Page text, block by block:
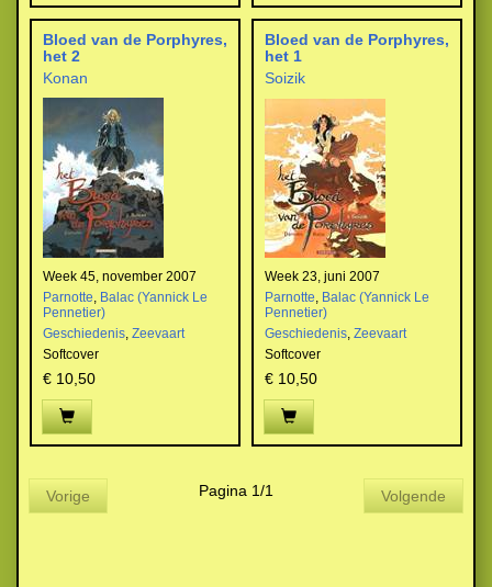
Bloed van de Porphyres,
het 2
Konan
Week 45, november 2007
Parnotte, Balac (Yannick Le
Pennetier)
Geschiedenis, Zeevaart
Softcover
€ 10,50
Bloed van de Porphyres,
het 1
Soizik
Week 23, juni 2007
Parnotte, Balac (Yannick Le
Pennetier)
Geschiedenis, Zeevaart
Softcover
€ 10,50
Vorige Pagina 1/1 Volgende